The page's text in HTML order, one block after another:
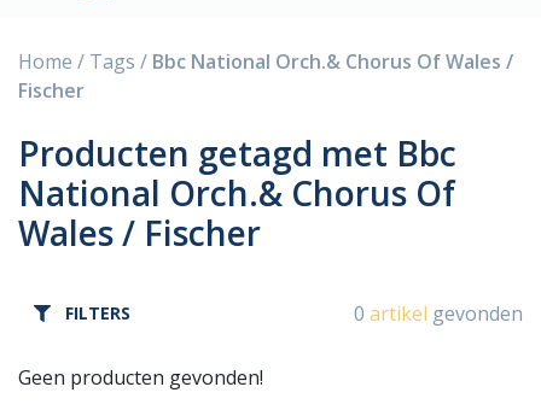
Home / Tags / Bbc National Orch.& Chorus Of Wales /
Fischer
Producten getagd met Bbc
National Orch.& Chorus Of
Wales / Fischer
FILTERS 0 artikel gevonden
Geen producten gevonden!